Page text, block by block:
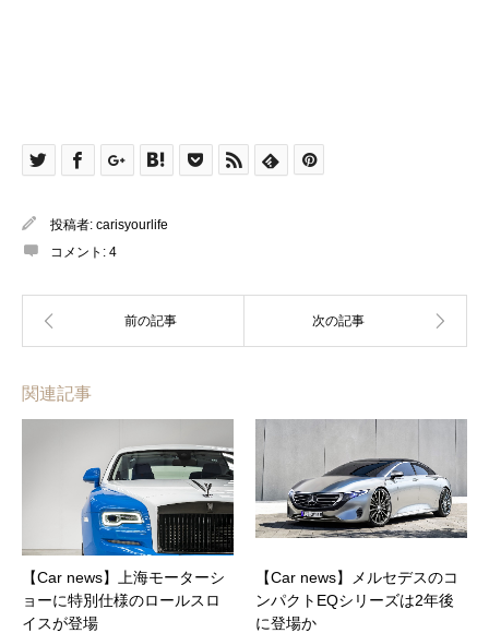
投稿者: carisyourlife
コメント: 4
関連記事
【Car news】上海モーターシ
ョーに特別仕様のロールスロ
イスが登場
【Car news】メルセデスのコ
ンパクトEQシリーズは2年後
に登場か